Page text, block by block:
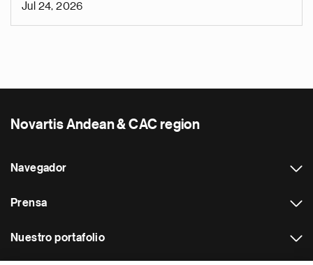
Jul 24, 2026
Novartis Andean & CAC region
Navegador
Prensa
Nuestro portafolio